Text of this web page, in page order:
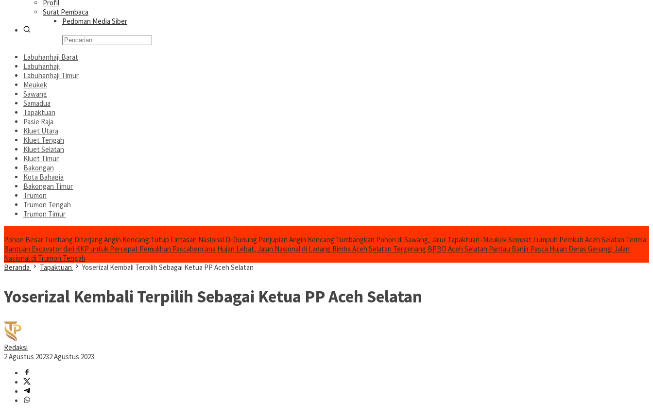
Profil
Surat Pembaca
Pedoman Media Siber
Labuhanhaji Barat
Labuhanhaji
Labuhanhaji Timur
Meukek
Sawang
Samadua
Tapaktuan
Pasie Raja
Kluet Utara
Kluet Tengah
Kluet Selatan
Kluet Timur
Bakongan
Kota Bahagia
Bakongan Timur
Trumon
Trumon Tengah
Trumon Timur
Pohon Besar Tumbang Diterjang Angin Kencang Tutup Lintasan Nasional Di Gunung Panjupian Angin Kencang Tumbangkan Pohon di Sawang, Jalur Tapaktuan–Meukek Sempat Lumpuh Pemkab Aceh Selatan Terima
Bantuan Excavator dari KKP untuk Percepat Pemulihan Pascabencana Hujan Lebat, Jalan Nasional di Ladang Rimba Aceh Selatan Tergenang BPBD Aceh Selatan Pantau Banjir Pasca Hujan Deras Genangi Jalan
Nasional di Trumon Tengah
Beranda
Tapaktuan Yoserizal Kembali Terpilih Sebagai Ketua PP Aceh Selatan
Yoserizal Kembali Terpilih Sebagai Ketua PP Aceh Selatan
Redaksi
2 Agustus 20232 Agustus 2023